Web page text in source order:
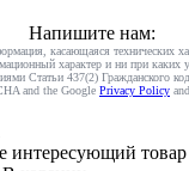
Напишите нам:
касающаяся технических
характер и ни при каких
Статьи 437(2) Гражданского
and the Google Privacy Policy and
интересующий товар